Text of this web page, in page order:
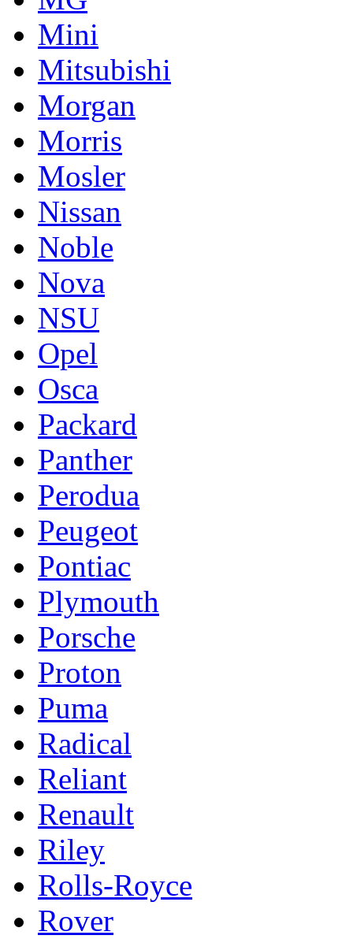
Mini
Mitsubishi
Morgan
Morris
Mosler
Nissan
Noble
Nova
NSU
Opel
Osca
Packard
Panther
Perodua
Peugeot
Pontiac
Plymouth
Porsche
Proton
Puma
Radical
Reliant
Renault
Riley
Rolls-Royce
Rover